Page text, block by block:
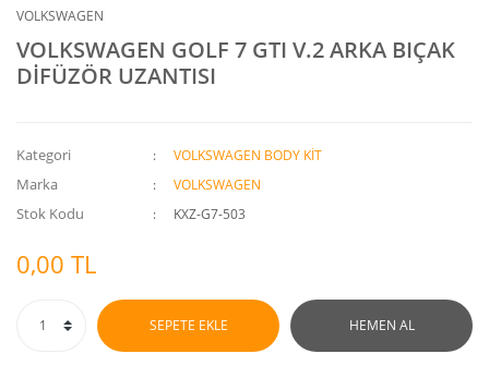
VOLKSWAGEN
VOLKSWAGEN GOLF 7 GTI V.2 ARKA BIÇAK
DİFÜZÖR UZANTISI
Kategori VOLKSWAGEN BODY KİT
Marka VOLKSWAGEN
Stok Kodu KXZ-G7-503
0,00 TL
SEPETE EKLE HEMEN AL